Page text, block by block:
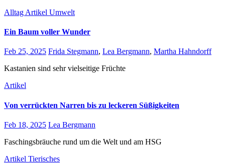
Alltag Artikel Umwelt
Ein Baum voller Wunder
Feb 25, 2025 Frida Stegmann, Lea Bergmann, Martha Hahndorff
Kastanien sind sehr vielseitige Früchte
Artikel
Von verrückten Narren bis zu leckeren Süßigkeiten
Feb 18, 2025 Lea Bergmann
Faschingsbräuche rund um die Welt und am HSG
Artikel Tierisches